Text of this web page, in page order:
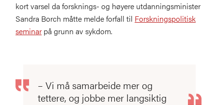
kort varsel da forsknings- og høyere utdanningsminister
Sandra Borch måtte melde forfall til Forskningspolitisk
seminar på grunn av sykdom.
– Vi må samarbeide mer og
tettere, og jobbe mer langsiktig